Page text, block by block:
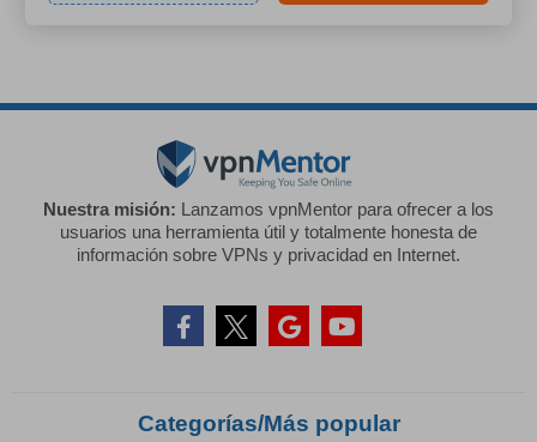
Nuestra misión: Lanzamos vpnMentor para ofrecer a los
usuarios una herramienta útil y totalmente honesta de
información sobre VPNs y privacidad en Internet.
Categorías/Más popular